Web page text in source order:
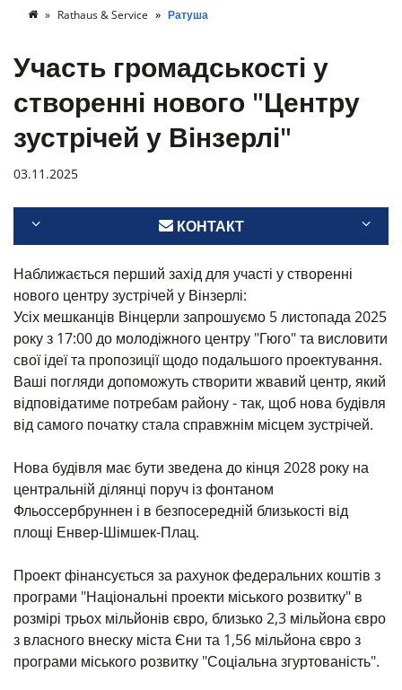
Rathaus & Service Ратуша
Участь громадськості у
створенні нового "Центру
зустрічей у Вінзерлі"
03.11.2025
КОНТАКТ
Наближається перший захід для участі у створенні
нового центру зустрічей у Вінзерлі:
Усіх мешканців Вінцерли запрошуємо 5 листопада 2025
року з 17:00 до молодіжного центру "Гюго" та висловити
свої ідеї та пропозиції щодо подальшого проектування.
Ваші погляди допоможуть створити жвавий центр, який
відповідатиме потребам району - так, щоб нова будівля
від самого початку стала справжнім місцем зустрічей.
Нова будівля має бути зведена до кінця 2028 року на
центральній ділянці поруч із фонтаном
Фльоссербруннен і в безпосередній близькості від
площі Енвер-Шімшек-Плац.
Проект фінансується за рахунок федеральних коштів з
програми "Національні проекти міського розвитку" в
розмірі трьох мільйонів євро, близько 2,3 мільйона євро
з власного внеску міста Єни та 1,56 мільйона євро з
програми міського розвитку "Соціальна згуртованість".